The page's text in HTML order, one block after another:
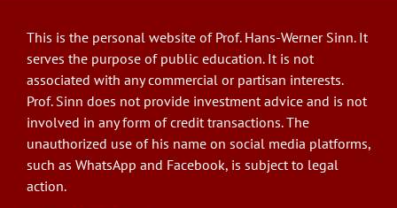
This is the personal website of Prof. Hans-Werner Sinn. It
serves the purpose of public education. It is not
associated with any commercial or partisan interests.
Prof. Sinn does not provide investment advice and is not
involved in any form of credit transactions. The
unauthorized use of his name on social media platforms,
such as WhatsApp and Facebook, is subject to legal
action.